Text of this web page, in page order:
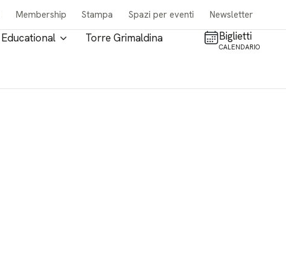
Membership Stampa Spazi per eventi Newsletter
Educational Torre Grimaldina Biglietti
CALENDARIO